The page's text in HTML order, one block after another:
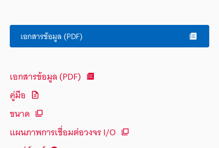
เอกสารข้อมูล (PDF)
เอกสารข้อมูล (PDF)
คู่มือ
ขนาด
แผนภาพการเชื่อมต่อวงจร I/O